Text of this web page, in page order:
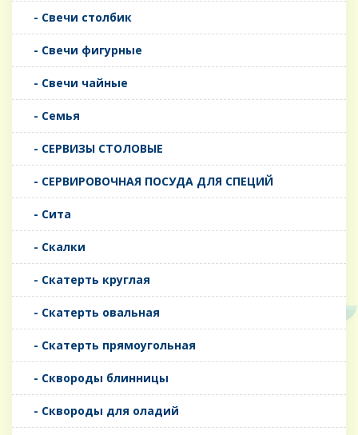
- Свечи столбик
- Свечи фигурные
- Свечи чайные
- Семья
- СЕРВИЗЫ СТОЛОВЫЕ
- СЕРВИРОВОЧНАЯ ПОСУДА ДЛЯ СПЕЦИЙ
- Сита
- Скалки
- Скатерть круглая
- Скатерть овальная
- Скатерть прямоугольная
- Сквороды блинницы
- Сквороды для оладий